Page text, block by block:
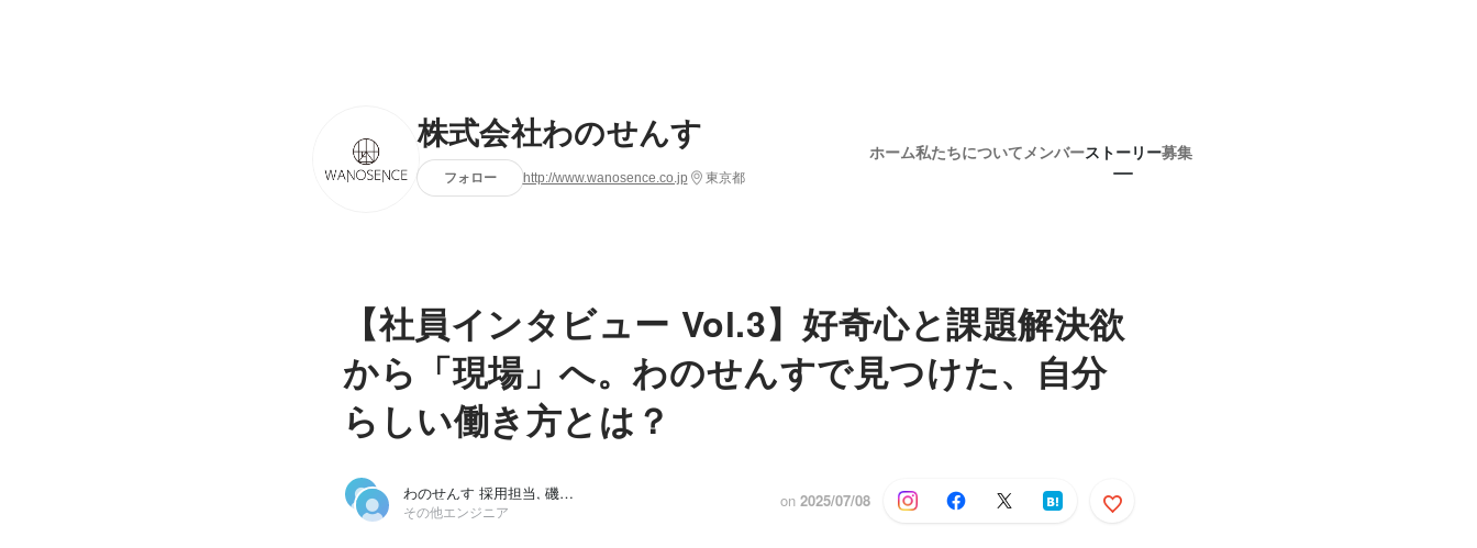
株式会社わのせんす
フォロー http://www.wanosence.co.jp 東京都
ホーム私たちについて メンバーストーリー募集
【社員インタビュー Vol.3】好奇心と課題解決欲
から「現場」へ。わのせんすで見つけた、自分
らしい働き方とは？
わのせんす 採用担当, 磯部 賢司
その他エンジニア
on 2025/07/08